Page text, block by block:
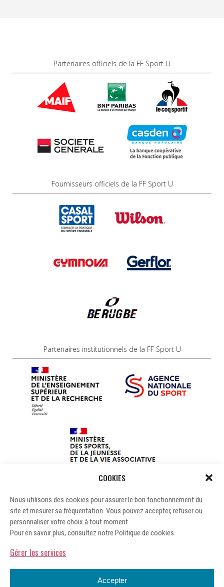
COOKIES
Nous utilisons des cookies pour assurer le bon fonctionnement du
site et mesurer sa fréquentation. Vous pouvez accepter, refuser ou
personnaliser votre choix à tout moment.
Pour en savoir plus, consultez notre Politique de cookies.
Gérer les services
Accepter
Partenaires officiels de la FF Sport U
Fournisseurs officiels de la FF Sport U
Partenaires institutionnels de la FF Sport U